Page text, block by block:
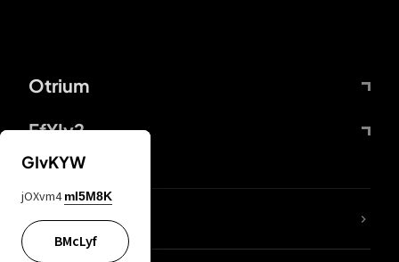
Otrium
FfYIy2
ZbBJcb
GIvKYW
jOXvm4 mI5M8K
BMcLyf